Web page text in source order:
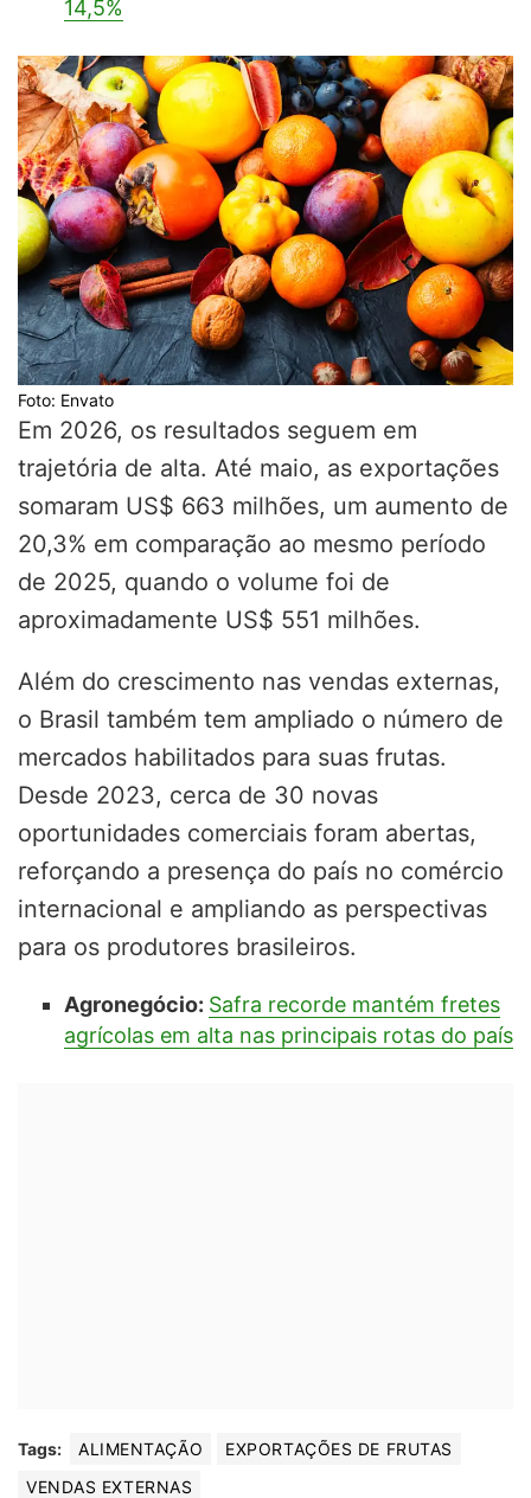
14,5%
Foto: Envato
Em 2026, os resultados seguem em
trajetória de alta. Até maio, as exportações
somaram US$ 663 milhões, um aumento de
20,3% em comparação ao mesmo período
de 2025, quando o volume foi de
aproximadamente US$ 551 milhões.
Além do crescimento nas vendas externas,
o Brasil também tem ampliado o número de
mercados habilitados para suas frutas.
Desde 2023, cerca de 30 novas
oportunidades comerciais foram abertas,
reforçando a presença do país no comércio
internacional e ampliando as perspectivas
para os produtores brasileiros.
Agronegócio: Safra recorde mantém fretes
agrícolas em alta nas principais rotas do país
Tags: ALIMENTAÇÃO
EXPORTAÇÕES DE FRUTAS
VENDAS EXTERNAS